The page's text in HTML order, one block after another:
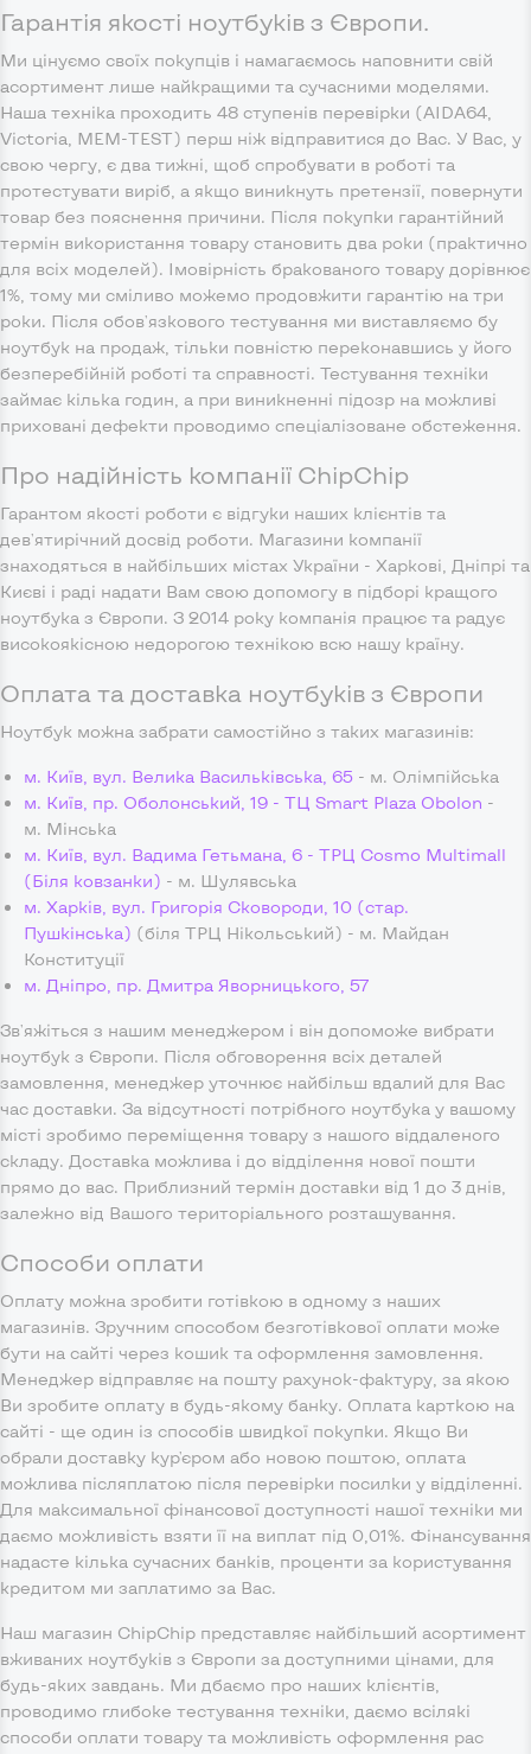
Гарантія якості ноутбуків з Європи.
Ми цінуємо своїх покупців і намагаємось наповнити свій
асортимент лише найкращими та сучасними моделями.
Наша техніка проходить 48 ступенів перевірки (AIDA64,
Victoria, MEM-TEST) перш ніж відправитися до Вас. У Вас, у
свою чергу, є два тижні, щоб спробувати в роботі та
протестувати виріб, а якщо виникнуть претензії, повернути
товар без пояснення причини. Після покупки гарантійний
термін використання товару становить два роки (практично
для всіх моделей). Імовірність бракованого товару дорівнює
1%, тому ми сміливо можемо продовжити гарантію на три
роки. Після обов'язкового тестування ми виставляємо бу
ноутбук на продаж, тільки повністю переконавшись у його
безперебійній роботі та справності. Тестування техніки
займає кілька годин, а при виникненні підозр на можливі
приховані дефекти проводимо спеціалізоване обстеження.
Про надійність компанії ChipChip
Гарантом якості роботи є відгуки наших клієнтів та
дев'ятирічний досвід роботи. Магазини компанії
знаходяться в найбільших містах України - Харкові, Дніпрі та
Києві і раді надати Вам свою допомогу в підборі кращого
ноутбука з Європи. З 2014 року компанія працює та радує
високоякісною недорогою технікою всю нашу країну.
Оплата та доставка ноутбуків з Європи
Ноутбук можна забрати самостійно з таких магазинів:
м. Київ, вул. Велика Васильківська, 65 - м. Олімпійська
м. Київ, пр. Оболонський, 19 - ТЦ Smart Plaza Obolon -
м. Мінська
м. Київ, вул. Вадима Гетьмана, 6 - ТРЦ Cosmo Multimall
(Біля ковзанки) - м. Шулявська
м. Харків, вул. Григорія Сковороди, 10 (стар.
Пушкінська) (біля ТРЦ Нікольський) - м. Майдан
Конституції
м. Дніпро, пр. Дмитра Яворницького, 57
Зв'яжіться з нашим менеджером і він допоможе вибрати
ноутбук з Європи. Після обговорення всіх деталей
замовлення, менеджер уточнює найбільш вдалий для Вас
час доставки. За відсутності потрібного ноутбука у вашому
місті зробимо переміщення товару з нашого віддаленого
складу. Доставка можлива і до відділення нової пошти
прямо до вас. Приблизний термін доставки від 1 до 3 днів,
залежно від Вашого територіального розташування.
Способи оплати
Оплату можна зробити готівкою в одному з наших
магазинів. Зручним способом безготівкової оплати може
бути на сайті через кошик та оформлення замовлення.
Менеджер відправляє на пошту рахунок-фактуру, за якою
Ви зробите оплату в будь-якому банку. Оплата карткою на
сайті - ще один із способів швидкої покупки. Якщо Ви
обрали доставку кур'єром або новою поштою, оплата
можлива післяплатою після перевірки посилки у відділенні.
Для максимальної фінансової доступності нашої техніки ми
даємо можливість взяти її на виплат під 0,01%. Фінансування
надасте кілька сучасних банків, проценти за користування
кредитом ми заплатимо за Вас.
Наш магазин ChipChip представляє найбільший асортимент
вживаних ноутбуків з Європи за доступними цінами, для
будь-яких завдань. Ми дбаємо про наших клієнтів,
проводимо глибоке тестування техніки, даємо всілякі
способи оплати товару та можливість оформлення рас